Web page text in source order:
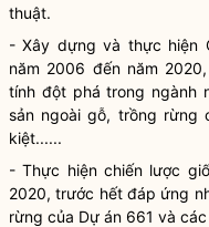
thuật.
- Xây dựng và thực hiện
năm 2006 đến năm
tính đột phá trong ngành
sản ngoài gỗ, trồng rừng
kiệt......
- Thực hiện chiến lược
2020, trước hết đáp ứng
rừng của Dự án 661 và